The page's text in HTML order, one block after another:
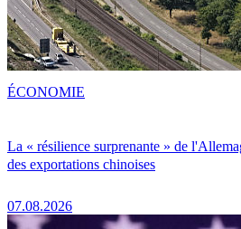
La « résilience surprenante » de
des exportations chinoises
07.08.2026
ÉCONOMIE